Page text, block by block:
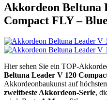
Akkordeon Beltuna
Compact FLY –
Hier sehen Sie ein TOP-
Beltuna Leader V 120
Akkordeonbaukunst auf
zweitbeste Akkordeon-Serie,